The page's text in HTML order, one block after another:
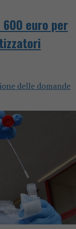
euro per
delle domande